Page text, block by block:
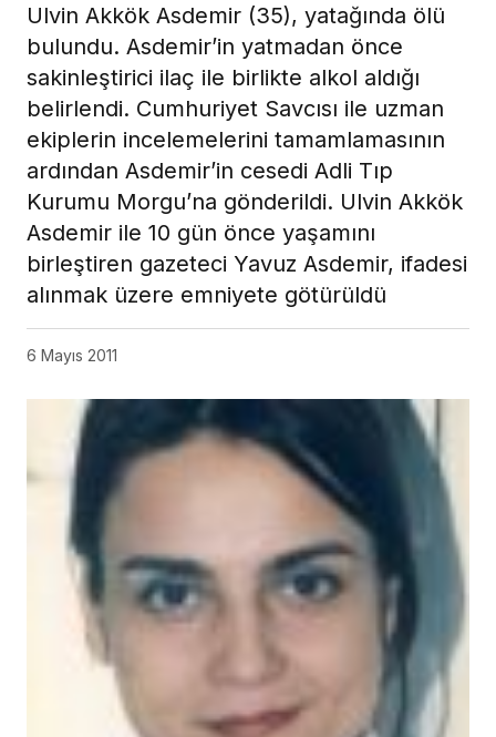
Ulvin Akkök Asdemir (35), yatağında ölü
bulundu. Asdemir’in yatmadan önce
sakinleştirici ilaç ile birlikte alkol aldığı
belirlendi. Cumhuriyet Savcısı ile uzman
ekiplerin incelemelerini tamamlamasının
ardından Asdemir’in cesedi Adli Tıp
Kurumu Morgu’na gönderildi. Ulvin Akkök
Asdemir ile 10 gün önce yaşamını
birleştiren gazeteci Yavuz Asdemir, ifadesi
alınmak üzere emniyete götürüldü
6 Mayıs 2011